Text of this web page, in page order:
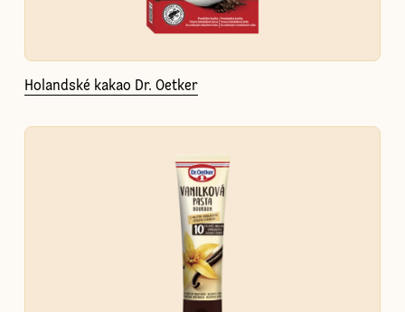
Holandské kakao Dr. Oetker